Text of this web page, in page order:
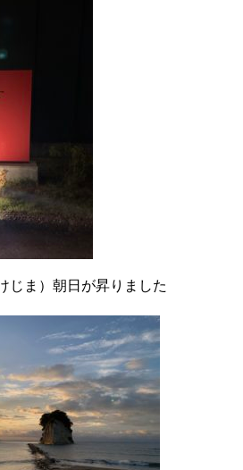
じま）朝日が昇りました